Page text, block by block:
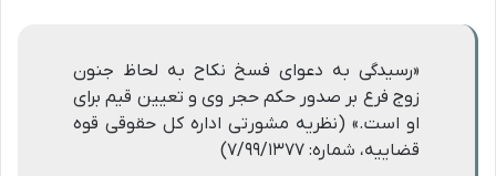
«رسیدگی به دعوای فسخ نکاح به لحاظ جنون
زوج فرع بر صدور حکم حجر وی و تعیین قیم برای
او است.» (نظریه مشورتی اداره کل حقوقی قوه
قضاییه، شماره: ۷/۹۹/۱۳۷۷)